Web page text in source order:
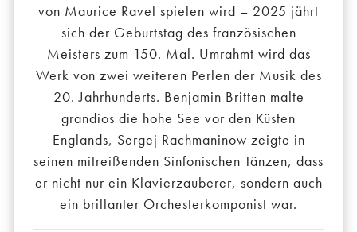
von Maurice Ravel spielen wird – 2025 jährt
sich der Geburtstag des französischen
Meisters zum 150. Mal. Umrahmt wird das
Werk von zwei weiteren Perlen der Musik des
20. Jahrhunderts. Benjamin Britten malte
grandios die hohe See vor den Küsten
Englands, Sergej Rachmaninow zeigte in
seinen mitreißenden Sinfonischen Tänzen, dass
er nicht nur ein Klavierzauberer, sondern auch
ein brillanter Orchesterkomponist war.